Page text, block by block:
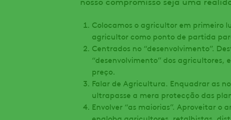
Colocamos o agricultor em primeiro
agricultor como ponto de partida
Centrados no “desenvolvimento”.
“desenvolvimento” dos
preço.
Falar de Agricultura. Enquadrar as
ultrapasse a mera protecção das
Envolver “as maiorias”. Aproveitar o